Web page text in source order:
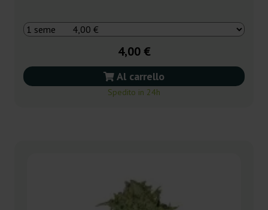
4,00 €
Al carrello
Spedito in 24h